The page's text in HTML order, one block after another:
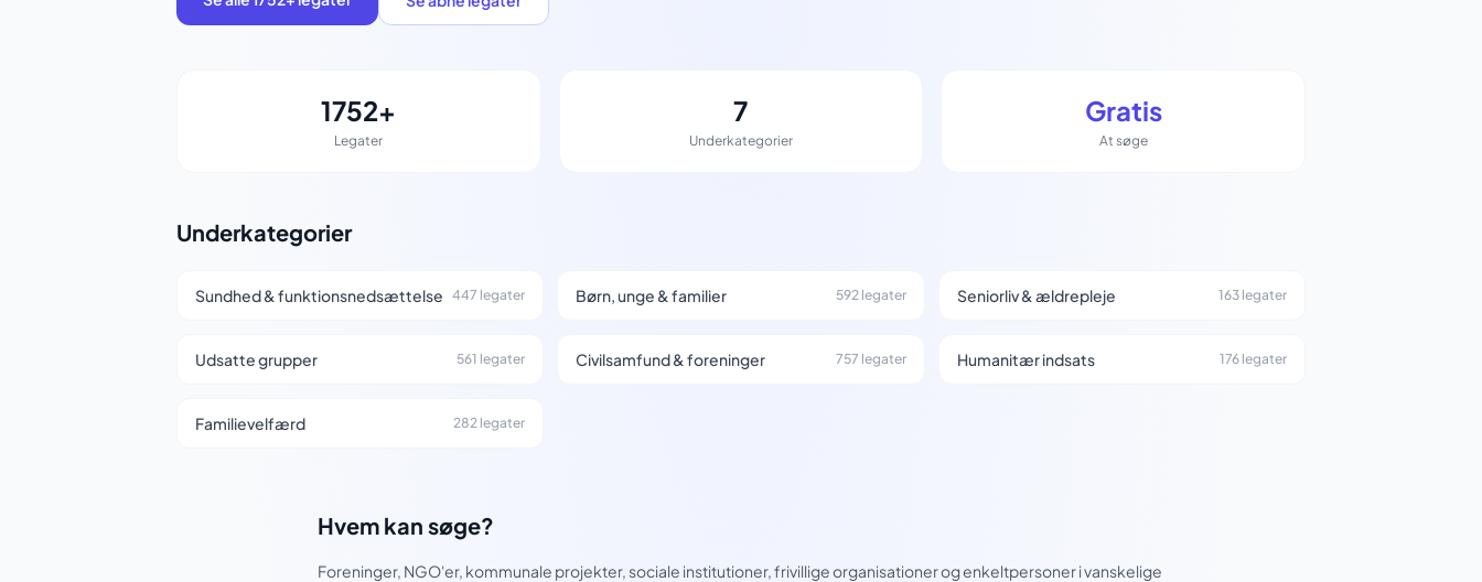
1752+
Legater
7
Underkategorier
Gratis
At søge
Underkategorier
Sundhed & funktionsnedsættelse 447 legater Børn, unge & familier 592 legater Seniorliv & ældrepleje 163 legater
Udsatte grupper 561 legater Civilsamfund & foreninger 757 legater Humanitær indsats 176 legater
Familievelfærd 282 legater
Hvem kan søge?
Foreninger, NGO'er, kommunale projekter, sociale institutioner, frivillige organisationer og enkeltpersoner i vanskelige